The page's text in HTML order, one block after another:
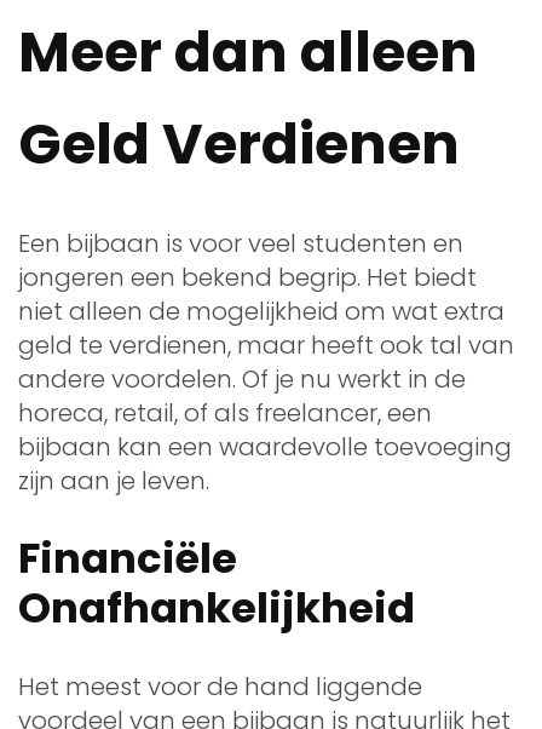
Meer dan alleen
Geld Verdienen
Een bijbaan is voor veel studenten en
jongeren een bekend begrip. Het biedt
niet alleen de mogelijkheid om wat extra
geld te verdienen, maar heeft ook tal van
andere voordelen. Of je nu werkt in de
horeca, retail, of als freelancer, een
bijbaan kan een waardevolle toevoeging
zijn aan je leven.
Financiële
Onafhankelijkheid
Het meest voor de hand liggende
voordeel van een bijbaan is natuurlijk het